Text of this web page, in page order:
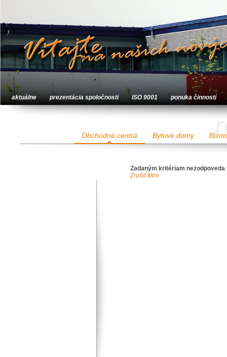
aktuálne prezentácia spoločnosti ISO 9001 ponuka činností
Obchodné centrá Bytové domy
Zadaným kritériam nezodpoveda
Zrušiť filtre